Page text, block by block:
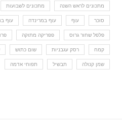
מתכונים לראש השנה מתכונים לשבועות
סוכר עוף עוף במרינדה עוף
פלפל שחור גרוס פפריקה מתוקה
קמח רסק עגבניות שום כתוש
שמן קנולה תבשיל תפוחי אדמה